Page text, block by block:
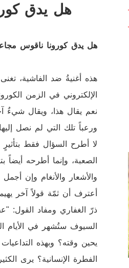
هل يدق
هل يدق كورونا ناقوس
هذه أغنيةُ ضد الفاشية،
الإلكتروني في الزمن
نعم يقال هذا، ويقال شيءٌ
ورعباً تلك التي لم نصل
لا أطرح السؤال فقط
الصعبة، وإنما أطرحه
والأشعار والأنغام وإن
أعترف أن ثمّة قولاً آخر
ذرّ الغفاري ومفاد القول:
السيوف ستُشهر في الأيام
يحين وقته؟ وبهذه
الفطرة الإنسانية؟ يرى